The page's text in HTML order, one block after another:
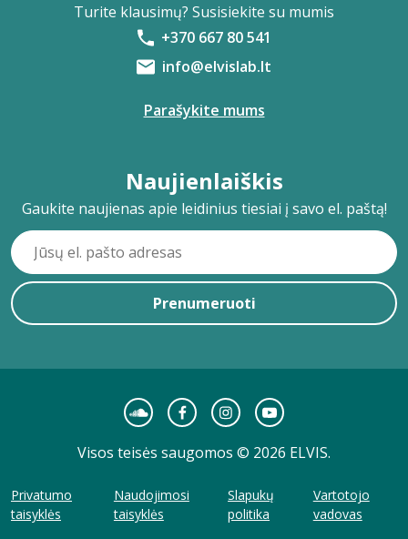
Turite klausimų? Susisiekite su mumis
+370 667 80 541
info@elvislab.lt
Parašykite mums
Naujienlaiškis
Gaukite naujienas apie leidinius tiesiai į savo el. paštą!
Prenumeruoti
Visos teisės saugomos © 2026 ELVIS.
Privatumo
taisyklės
Naudojimosi
taisyklės
Slapukų
politika
Vartotojo
vadovas